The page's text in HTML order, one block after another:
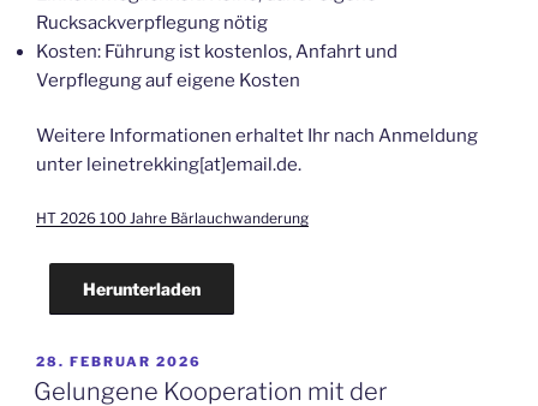
Rucksackverpflegung nötig
Kosten: Führung ist kostenlos, Anfahrt und
Verpflegung auf eigene Kosten
Weitere Informationen erhaltet Ihr nach Anmeldung
unter leinetrekking[at]email.de.
HT 2026 100 Jahre Bärlauchwanderung
Herunterladen
VERÖFFENTLICHT
AM
28. FEBRUAR 2026
Gelungene Kooperation mit der